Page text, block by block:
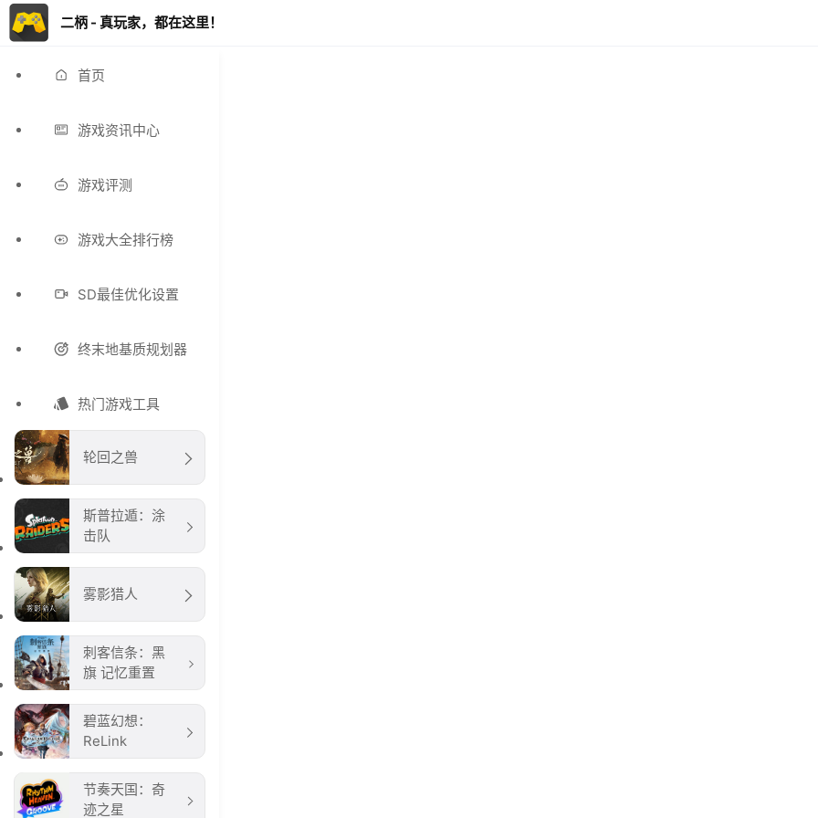
二柄 - 真玩家，都在这里！
首页
游戏资讯中心
游戏评测
游戏大全排行榜
SD最佳优化设置
终末地基质规划器
热门游戏工具
轮回之兽
斯普拉遁：涂
击队
雾影猎人
刺客信条：黑
旗 记忆重置
碧蓝幻想：
ReLink
节奏天国：奇
迹之星